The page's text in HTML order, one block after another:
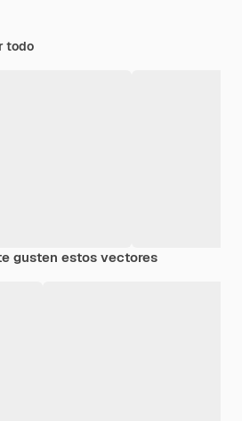
todo
gusten estos vectores